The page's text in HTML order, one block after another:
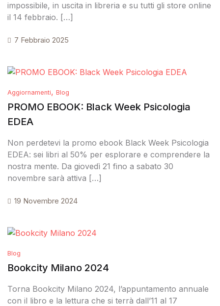
foreign rights
Accedi
impossibile, in uscita in libreria e su tutti gli store online
il 14 febbraio. […]
7 Febbraio 2025
Aggiornamenti, Blog
PROMO EBOOK: Black Week Psicologia
EDEA
Non perdetevi la promo ebook Black Week Psicologia
EDEA: sei libri al 50% per esplorare e comprendere la
nostra mente. Da giovedì 21 fino a sabato 30
novembre sarà attiva […]
19 Novembre 2024
Blog
Bookcity Milano 2024
Torna Bookcity Milano 2024, l’appuntamento annuale
con il libro e la lettura che si terrà dall’11 al 17